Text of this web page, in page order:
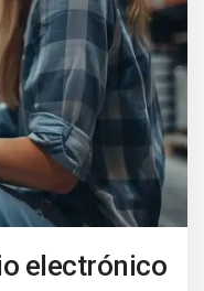
electrónico